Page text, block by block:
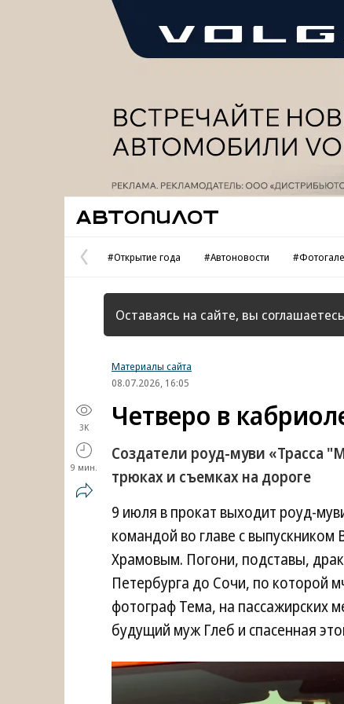
Предыдущая
страница
#Открытие года #Автоновости
Оставаясь на сайте, вы
Материалы сайта
08.07.2026, 16:05
3K
9 мин.
Четверо в
Создатели роуд-муви «Трасса
трюках и съемках на дороге
9 июля в прокат выходит роуд-
командой во главе с
Храмовым. Погони, подставы,
Петербурга до Сочи, по которой
фотограф Тема, на
будущий муж Глеб и спасенная